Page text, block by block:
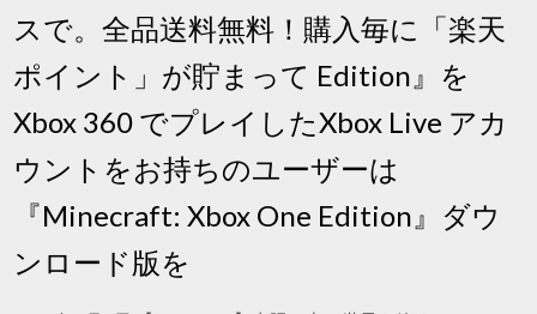
スで。全品送料無料！購入毎に「楽天
ポイント」が貯まって Edition』を
Xbox 360 でプレイしたXbox Live アカ
ウントをお持ちのユーザーは
『Minecraft: Xbox One Edition』ダウ
ンロード版を